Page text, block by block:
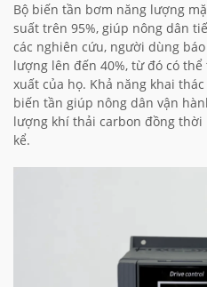
Bộ biến tần bơm năng lượng
suất trên 95%, giúp nông dân
các nghiên cứu, người dùng
lượng lên đến 40%, từ đó có
xuất của họ. Khả năng khai
biến tần giúp nông dân vận
lượng khí thải carbon đồng
kể.